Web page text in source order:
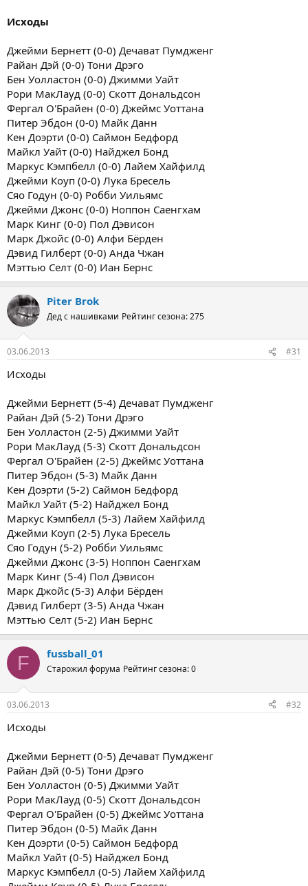
Исходы
Джейми Бернетт (0-0) Дечават Пумдженг
Райан Дэй (0-0) Тони Дрэго
Бен Уолластон (0-0) Джимми Уайт
Рори МакЛауд (0-0) Скотт Дональдсон
Фергал О'Брайен (0-0) Джеймс Уоттана
Питер Эбдон (0-0) Майк Данн
Кен Доэрти (0-0) Саймон Бедфорд
Майкл Уайт (0-0) Найджел Бонд
Маркус Кэмпбелл (0-0) Лайем Хайфилд
Джейми Коуп (0-0) Лука Бресель
Сяо Годун (0-0) Робби Уильямс
Джейми Джонс (0-0) Ноппон Саенгхам
Марк Кинг (0-0) Пол Дэвисон
Марк Джойс (0-0) Алфи Бёрден
Дэвид Гилберт (0-0) Анда Чжан
Мэттью Селт (0-0) Иан Бернс
Piter Brok
Дед с нашивками Рейтинг сезона: 275
03.06.2013 #31
Исходы
Джейми Бернетт (5-4) Дечават Пумдженг
Райан Дэй (5-2) Тони Дрэго
Бен Уолластон (2-5) Джимми Уайт
Рори МакЛауд (5-3) Скотт Дональдсон
Фергал О'Брайен (2-5) Джеймс Уоттана
Питер Эбдон (5-3) Майк Данн
Кен Доэрти (5-2) Саймон Бедфорд
Майкл Уайт (5-2) Найджел Бонд
Маркус Кэмпбелл (5-3) Лайем Хайфилд
Джейми Коуп (2-5) Лука Бресель
Сяо Годун (5-2) Робби Уильямс
Джейми Джонс (3-5) Ноппон Саенгхам
Марк Кинг (5-4) Пол Дэвисон
Марк Джойс (5-3) Алфи Бёрден
Дэвид Гилберт (3-5) Анда Чжан
Мэттью Селт (5-2) Иан Бернс
F fussball_01
Старожил форума Рейтинг сезона: 0
03.06.2013 #32
Исходы
Джейми Бернетт (0-5) Дечават Пумдженг
Райан Дэй (0-5) Тони Дрэго
Бен Уолластон (0-5) Джимми Уайт
Рори МакЛауд (0-5) Скотт Дональдсон
Фергал О'Брайен (0-5) Джеймс Уоттана
Питер Эбдон (0-5) Майк Данн
Кен Доэрти (0-5) Саймон Бедфорд
Майкл Уайт (0-5) Найджел Бонд
Маркус Кэмпбелл (0-5) Лайем Хайфилд